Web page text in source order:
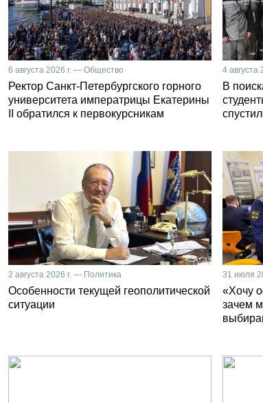
6 августа 2026 г. — Общество
Ректор Санкт-Петербургского горного
университета императрицы Екатерины
II обратился к первокурсникам
4
В
2 августа 2026 г. — Политика
Особенности текущей геополитической
ситуации
31 июля
«Хочу
зачем